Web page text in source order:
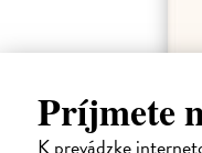
Príjmete
K prevádzke